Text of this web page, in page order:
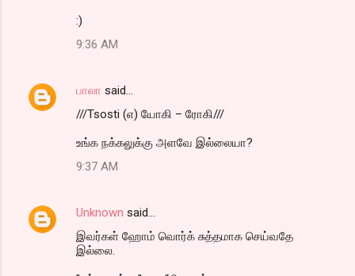
:)
9:36 AM
பாலா said…
///Tsosti (எ) யோகி – ரோகி///
உங்க நக்கலுக்கு அளவே இல்லையா?
9:37 AM
Unknown said…
இவர்கள் ஹோம் வொர்க் சுத்தமாக செய்வதே
இல்லை.